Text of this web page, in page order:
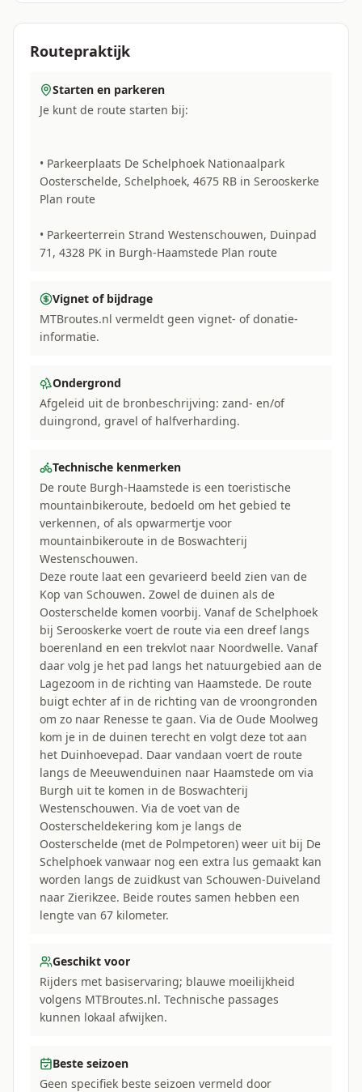
Routepraktijk
Starten en parkeren
Je kunt de route starten bij:
• Parkeerplaats De Schelphoek Nationaalpark
Oosterschelde, Schelphoek, 4675 RB in Serooskerke
Plan route
• Parkeerterrein Strand Westenschouwen, Duinpad
71, 4328 PK in Burgh-Haamstede Plan route
Vignet of bijdrage
MTBroutes.nl vermeldt geen vignet- of donatie-
informatie.
Ondergrond
Afgeleid uit de bronbeschrijving: zand- en/of
duingrond, gravel of halfverharding.
Technische kenmerken
De route Burgh-Haamstede is een toeristische
mountainbikeroute, bedoeld om het gebied te
verkennen, of als opwarmertje voor
mountainbikeroute in de Boswachterij
Westenschouwen.
Deze route laat een gevarieerd beeld zien van de
Kop van Schouwen. Zowel de duinen als de
Oosterschelde komen voorbij. Vanaf de Schelphoek
bij Serooskerke voert de route via een dreef langs
boerenland en een trekvlot naar Noordwelle. Vanaf
daar volg je het pad langs het natuurgebied aan de
Lagezoom in de richting van Haamstede. De route
buigt echter af in de richting van de vroongronden
om zo naar Renesse te gaan. Via de Oude Moolweg
kom je in de duinen terecht en volgt deze tot aan
het Duinhoevepad. Daar vandaan voert de route
langs de Meeuwenduinen naar Haamstede om via
Burgh uit te komen in de Boswachterij
Westenschouwen. Via de voet van de
Oosterscheldekering kom je langs de
Oosterschelde (met de Polmpetoren) weer uit bij De
Schelphoek vanwaar nog een extra lus gemaakt kan
worden langs de zuidkust van Schouwen-Duiveland
naar Zierikzee. Beide routes samen hebben een
lengte van 67 kilometer.
Geschikt voor
Rijders met basiservaring; blauwe moeilijkheid
volgens MTBroutes.nl. Technische passages
kunnen lokaal afwijken.
Beste seizoen
Geen specifiek beste seizoen vermeld door